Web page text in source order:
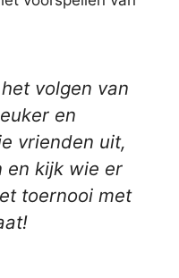
volgen van
en
vrienden uit,
en kijk wie er
toernooi met